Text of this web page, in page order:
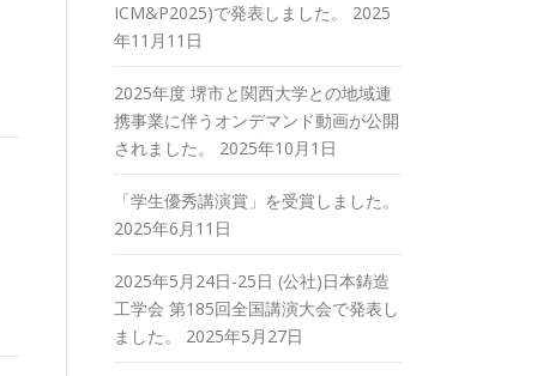
ICM&P2025)で発表しました。
2025
年11月11日
2025年度 堺市と関西大学との地域連
携事業に伴うオンデマンド動画が公開
されました。
2025年10月1日
「学生優秀講演賞」を受賞しました。
2025年6月11日
2025年5月24日-25日 (公社)日本鋳造
工学会 第185回全国講演大会で発表し
ました。
2025年5月27日